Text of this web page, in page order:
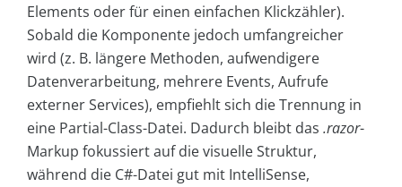
Elements oder für einen einfachen Klickzähler).
Sobald die Komponente jedoch umfangreicher
wird (z. B. längere Methoden, aufwendigere
Datenverarbeitung, mehrere Events, Aufrufe
externer Services), empfiehlt sich die Trennung in
eine Partial-Class-Datei. Dadurch bleibt das .razor-
Markup fokussiert auf die visuelle Struktur,
während die C#-Datei gut mit IntelliSense,